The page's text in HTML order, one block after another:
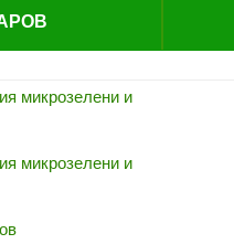
микрозелени и
микрозелени и